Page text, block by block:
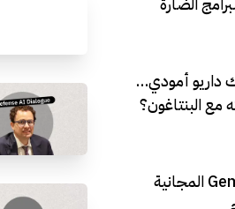
داريو أمودي…
مع البنتاغون؟
جوجل تحدّ من مزايا Gemini المجانية